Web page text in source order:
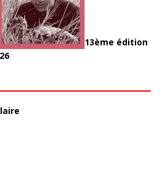
13ème édition